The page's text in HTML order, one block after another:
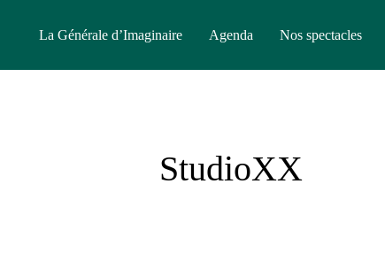
La Générale d’Imaginaire Agenda Nos spectacles
StudioXX